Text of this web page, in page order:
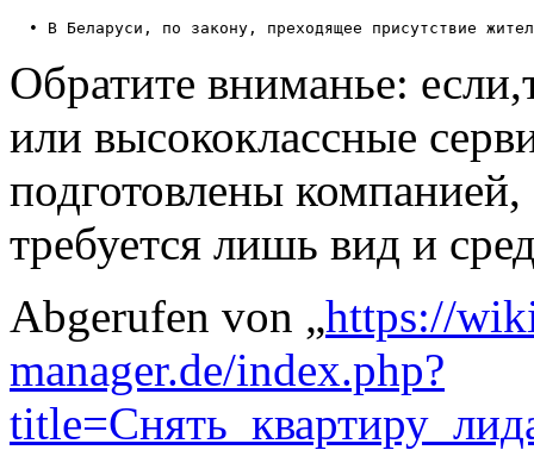
Обратите вниманье:
или высококлассные
подготовлены
требуется лишь вид и
Abgerufen von „https://
manager.de/index.php?